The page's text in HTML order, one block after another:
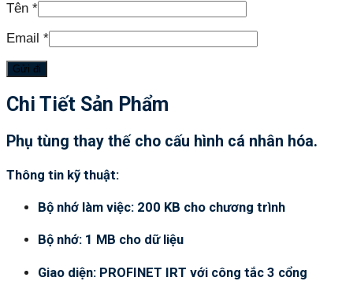
Tên *
Email *
Chi Tiết Sản Phẩm
Phụ tùng thay thế cho cấu hình cá nhân hóa.
Thông tin kỹ thuật:
Bộ nhớ làm việc: 200 KB cho chương trình
Bộ nhớ: 1 MB cho dữ liệu
Giao diện: PROFINET IRT với công tắc 3 cổng